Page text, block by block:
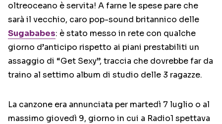
oltreoceano è servita! A farne le spese pare che
sarà il vecchio, caro pop-sound britannico delle
Sugababes: è stato messo in rete con qualche
giorno d’anticipo rispetto ai piani prestabiliti un
assaggio di “Get Sexy”, traccia che dovrebbe far da
traino al settimo album di studio delle 3 ragazze.
La canzone era annunciata per martedì 7 luglio o al
massimo giovedì 9, giorno in cui a Radio1 spettava